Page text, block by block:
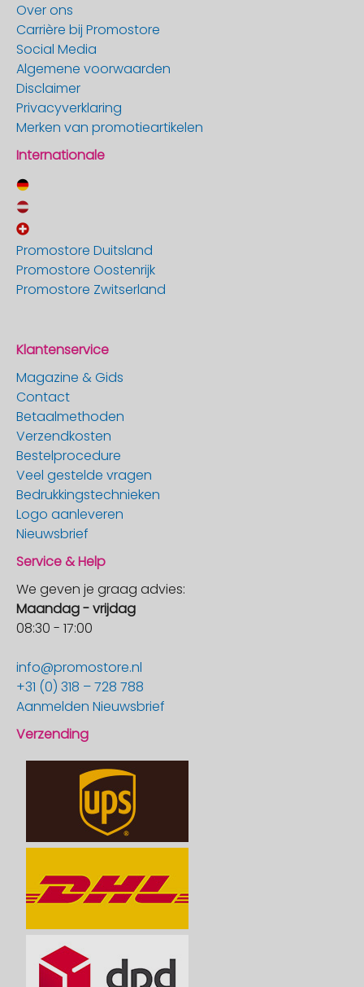
Over ons
Carrière bij Promostore
Social Media
Algemene voorwaarden
Disclaimer
Privacyverklaring
Merken van promotieartikelen
Internationale
Promostore Duitsland
Promostore Oostenrijk
Promostore Zwitserland
Klantenservice
Magazine & Gids
Contact
Betaalmethoden
Verzendkosten
Bestelprocedure
Veel gestelde vragen
Bedrukkingstechnieken
Logo aanleveren
Nieuwsbrief
Service & Help
We geven je graag advies:
Maandag - vrijdag
08:30 - 17:00
info@promostore.nl
+31 (0) 318 – 728 788
Aanmelden Nieuwsbrief
Verzending